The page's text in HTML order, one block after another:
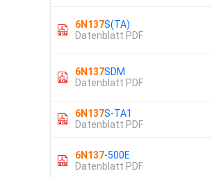
6N137S(TA)
Datenblatt PDF
6N137SDM
Datenblatt PDF
6N137S-TA1
Datenblatt PDF
6N137-500E
Datenblatt PDF